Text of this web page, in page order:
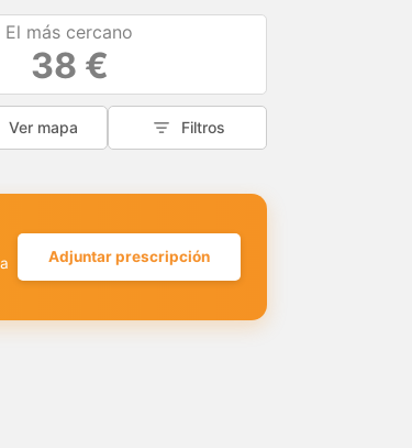
El más cercano
38 €
Ver mapa Filtros
Adjuntar prescripción